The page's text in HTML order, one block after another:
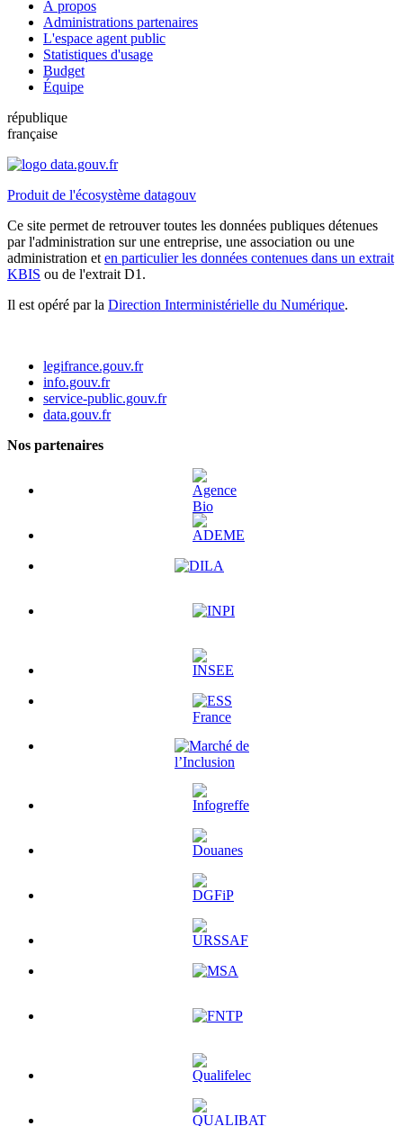
À propos
Administrations partenaires
L'espace agent public
Statistiques d'usage
Budget
Équipe
république
française
Produit de l'écosystème datagouv
Ce site permet de retrouver toutes les données publiques détenues
par l'administration sur une entreprise, une association ou une
administration et en particulier les données contenues dans un extrait
KBIS ou de l'extrait D1.
Il est opéré par la Direction Interministérielle du Numérique.
legifrance.gouv.fr
info.gouv.fr
service-public.gouv.fr
data.gouv.fr
Nos partenaires